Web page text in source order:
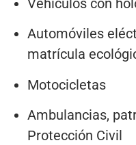
Vehículos con
Automóviles
matrícula
Motocicletas
Ambulancias,
Protección Civil